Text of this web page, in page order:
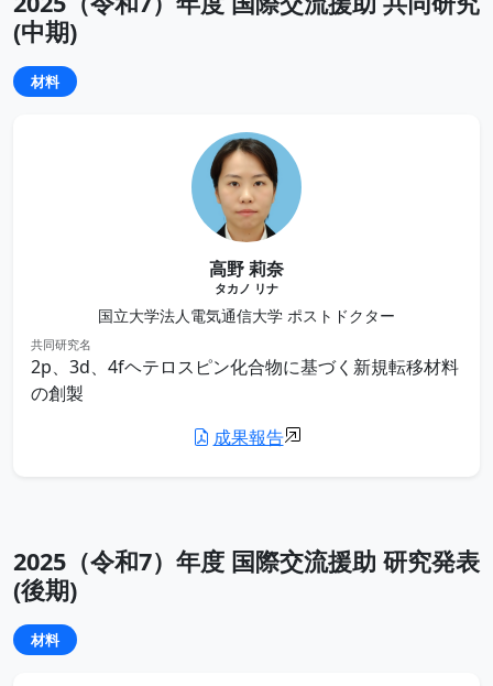
(中期)
材料
高野 莉奈
タカノ リナ
国立大学法人電気通信大学 ポストドクター
共同研究名
2p、3d、4fヘテロスピン化合物に基づく新規転移材料
の創製
成果報告
2025（令和7）年度 国際交流援助 研究発表
(後期)
材料